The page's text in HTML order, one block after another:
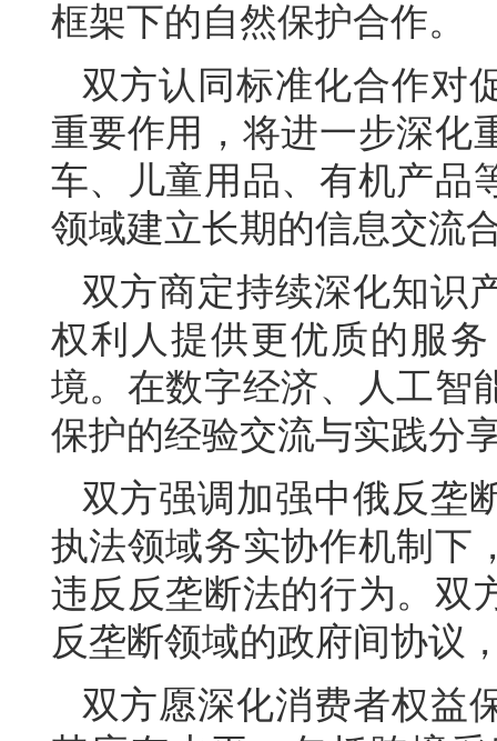
框架下的自然保护合作。
双方认同标准化合作对
重要作用，将进一步深化
车、儿童用品、有机产品
领域建立长期的信息交流
双方商定持续深化知识
权利人提供更优质的服
境。在数字经济、人工智
保护的经验交流与实践分
双方强调加强中俄反垄
执法领域务实协作机制下
违反反垄断法的行为。双
反垄断领域的政府间协议
双方愿深化消费者权益